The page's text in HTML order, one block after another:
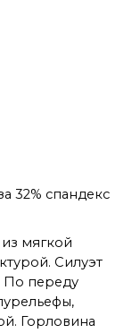
32% спандекс
мягкой
Силуэт
По переду
Горловина